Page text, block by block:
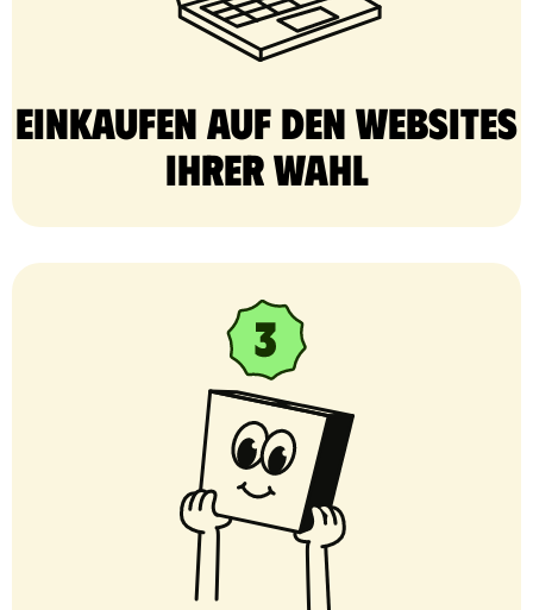
Einkaufen auf den Websites
Ihrer Wahl